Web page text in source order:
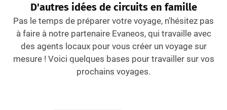
D'autres idées de circuits en famille
Pas le temps de préparer votre voyage, n'hésitez pas
à faire à notre partenaire Evaneos, qui travaille avec
des agents locaux pour vous créer un voyage sur
mesure ! Voici quelques bases pour travailler sur vos
prochains voyages.